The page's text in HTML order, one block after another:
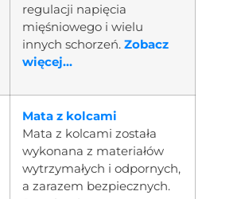
regulacji napięcia
mięśniowego i wielu
innych schorzeń. Zobacz
więcej...
Mata z kolcami
Mata z kolcami została
wykonana z materiałów
wytrzymałych i odpornych,
a zarazem bezpiecznych.